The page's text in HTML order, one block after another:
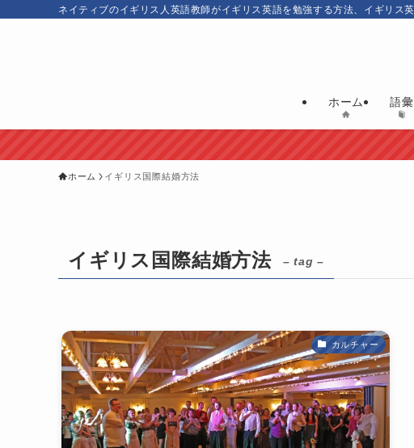
ネイティブのイギリス人英語教師がイギリス英語を勉強する方法、イギリ
ホーム 語彙
ホーム イギリス国際結婚方法
イギリス国際結婚方法 – tag –
カルチャー